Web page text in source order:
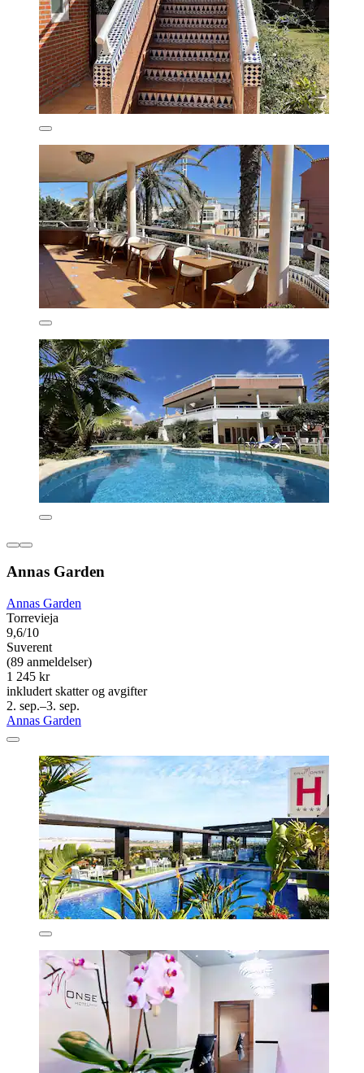
Annas Garden
Annas Garden
Torrevieja
9,6/10
Suverent
(89 anmeldelser)
1 245 kr
inkludert skatter og avgifter
2. sep.–3. sep.
Annas Garden